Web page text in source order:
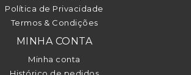
Política de Privacidade
Termos & Condições
MINHA CONTA
Minha conta
Histórico de pedidos